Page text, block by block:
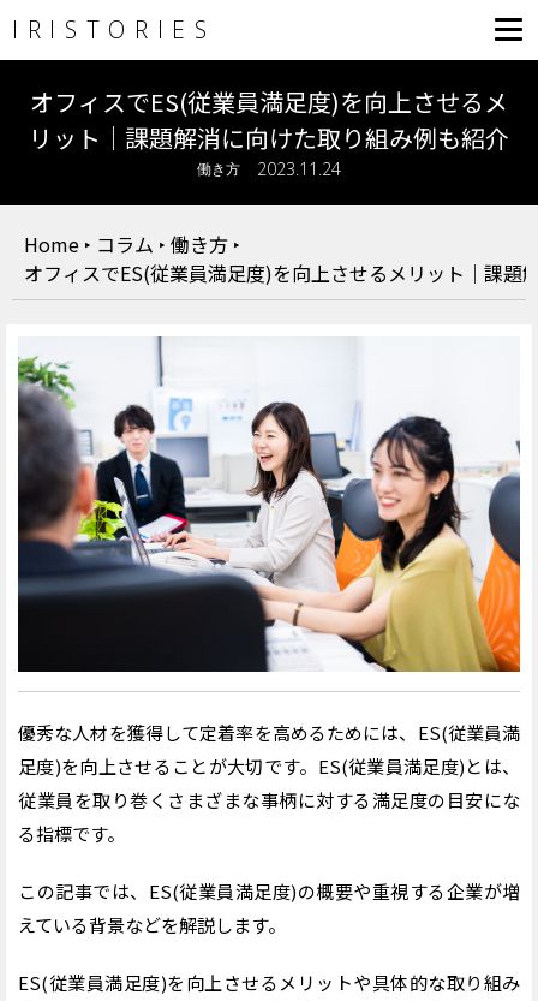
IRISTORIES
オフィスでES(従業員満足度)を向上させるメ
リット｜課題解消に向けた取り組み例も紹介
働き方 2023.11.24
Home ‣ コラム ‣ 働き方 ‣
オフィスでES(従業員満足度)を向上させるメリット｜課題
優秀な人材を獲得して定着率を高めるためには、ES(従業員満
足度)を向上させることが大切です。ES(従業員満足度)とは、
従業員を取り巻くさまざまな事柄に対する満足度の目安にな
る指標です。
この記事では、ES(従業員満足度)の概要や重視する企業が増
えている背景などを解説します。
ES(従業員満足度)を向上させるメリットや具体的な取り組み